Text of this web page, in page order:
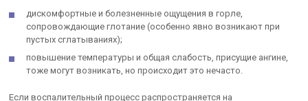
дискомфортные и болезненные ощущения в горле,
сопровождающие глотание (особенно явно возникают при
пустых сглатываниях);
повышение температуры и общая слабость, присущие ангине,
тоже могут возникать, но происходит это нечасто.
Если воспалительный процесс распространяется на